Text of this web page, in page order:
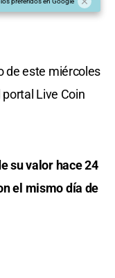
de este miércoles
Live Coin
su valor hace 24
el mismo día de